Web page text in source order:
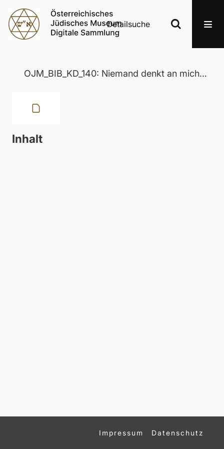
Detailsuche
OJM_BIB_KD_140: Niemand denkt an mich und weiß von mir… Wandschriften im Warschauer Gestapokeller
Inhalt
Impressum Datenschutz